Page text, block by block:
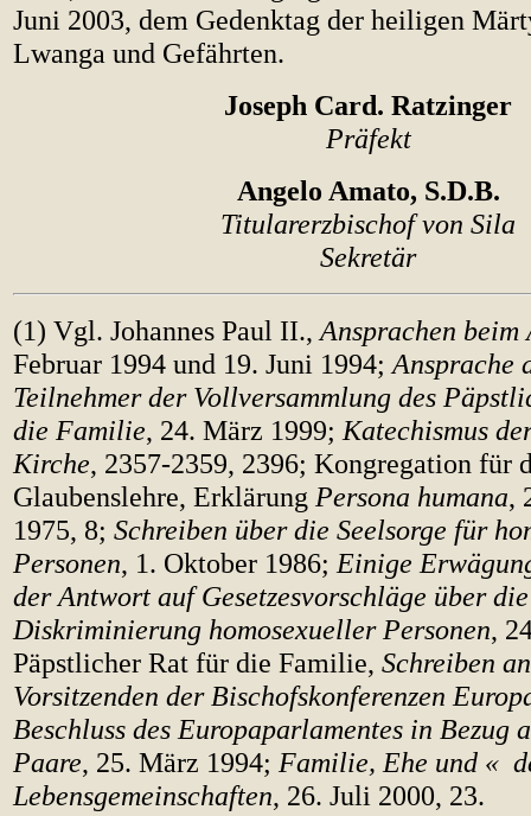
Juni 2003, dem Gedenktag der heiligen
Lwanga und Gefährten.
Joseph Card. Ratzinger
Präfekt
Angelo Amato, S.D.B.
Titularerzbischof von Sila
Sekretär
(1) Vgl. Johannes Paul II., Ansprachen beim
Februar 1994 und 19. Juni 1994; Ansprache
Teilnehmer der Vollversammlung des
die Familie, 24. März 1999; Katechismus
Kirche, 2357-2359, 2396; Kongregation für
Glaubenslehre, Erklärung Persona humana,
1975, 8; Schreiben über die Seelsorge für
Personen, 1. Oktober 1986; Einige
der Antwort auf Gesetzesvorschläge über
Diskriminierung homosexueller Personen,
Päpstlicher Rat für die Familie, Schreiben
Vorsitzenden der Bischofskonferenzen
Beschluss des Europaparlamentes in Bezug
Paare, 25. März 1994; Familie, Ehe und «
Lebensgemeinschaften, 26. Juli 2000, 23.